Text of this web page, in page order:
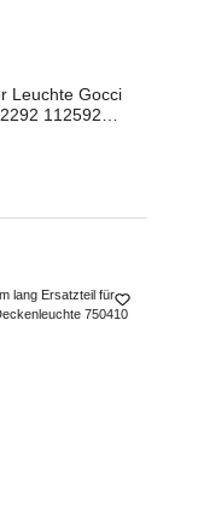
Leuchte Gocci
112592